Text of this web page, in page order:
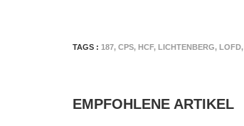
TAGS : 187, CPS, HCF, LICHTENBERG, LOFD,
EMPFOHLENE ARTIKEL